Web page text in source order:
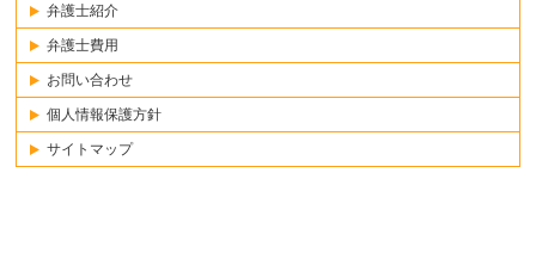
弁護士紹介
弁護士費用
お問い合わせ
個人情報保護方針
サイトマップ